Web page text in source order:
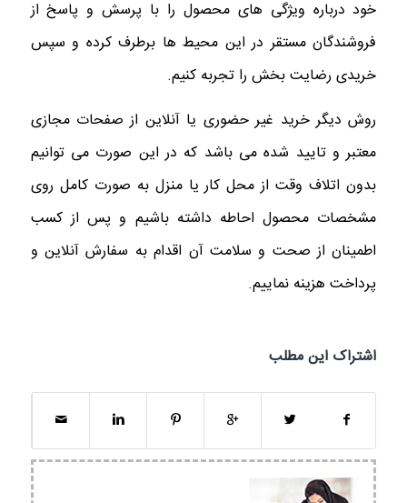
خود درباره ویژگی های محصول را با پرسش و پاسخ از
فروشندگان مستقر در این محیط ها برطرف کرده و سپس
خریدی رضایت بخش را تجربه کنیم.
روش دیگر خرید غیر حضوری یا آنلاین از صفحات مجازی
معتبر و تایید شده می باشد که در این صورت می توانیم
بدون اتلاف وقت از محل کار یا منزل به صورت کامل روی
مشخصات محصول احاطه داشته باشیم و پس از کسب
اطمینان از صحت و سلامت آن اقدام به سفارش آنلاین و
پرداخت هزینه نماییم.
اشتراک این مطلب